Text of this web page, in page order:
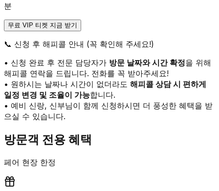
분
무료 VIP 티켓 지금 받기
📞 신청 후 해피콜 안내 (꼭 확인해 주세요!)
• 신청 완료 후 전문 담당자가 방문 날짜와 시간 확정을 위해
해피콜 연락을 드립니다. 전화를 꼭 받아주세요!
• 원하시는 날짜나 시간이 없더라도 해피콜 상담 시 편하게
일정 변경 및 조율이 가능합니다.
• 예비 신랑, 신부님이 함께 신청하시면 더 풍성한 혜택을 받
으실 수 있습니다.
방문객 전용 혜택
페어 현장 한정